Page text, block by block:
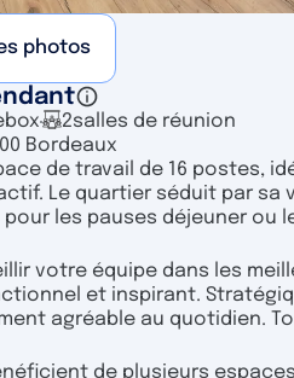
photos
2salles de réunion
Bordeaux
de travail de 16 postes,
Le quartier séduit par sa
les pauses déjeuner ou
votre équipe dans les
et inspirant.
agréable au quotidien.
de plusieurs